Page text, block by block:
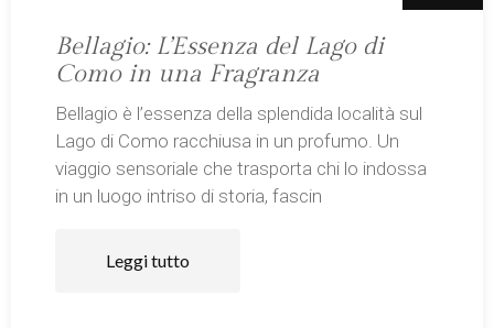
Bellagio: L’Essenza del Lago di
Como in una Fragranza
Bellagio è l’essenza della splendida località sul
Lago di Como racchiusa in un profumo. Un
viaggio sensoriale che trasporta chi lo indossa
in un luogo intriso di storia, fascin
Leggi tutto